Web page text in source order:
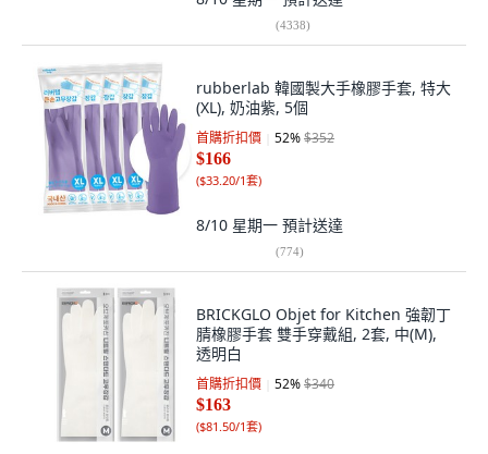
(4338)
rubberlab 韓國製大手橡膠手套, 特大
(XL), 奶油紫, 5個
首購折扣價 52%$352
$166
($33.20/1套)
8/10 星期一 預計送達
(774)
BRICKGLO Objet for Kitchen 強韌丁
腈橡膠手套 雙手穿戴組, 2套, 中(M),
透明白
首購折扣價 52%$340
$163
($81.50/1套)